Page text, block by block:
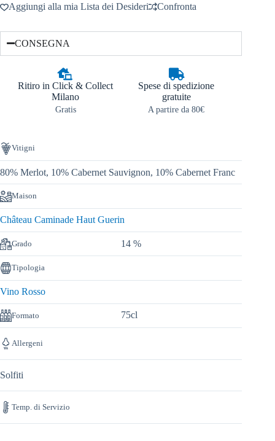
Aggiungi alla mia Lista dei Desideri Confronta
CONSEGNA
Ritiro in Click & Collect
Milano
Gratis
Spese di spedizione
gratuite
A partire da 80€
Vitigni
80% Merlot, 10% Cabernet Sauvignon, 10% Cabernet Franc
Maison
Château Caminade Haut Guerin
Grado 14 %
Tipologia
Vino Rosso
Formato 75cl
Allergeni
Solfiti
Temp. di Servizio